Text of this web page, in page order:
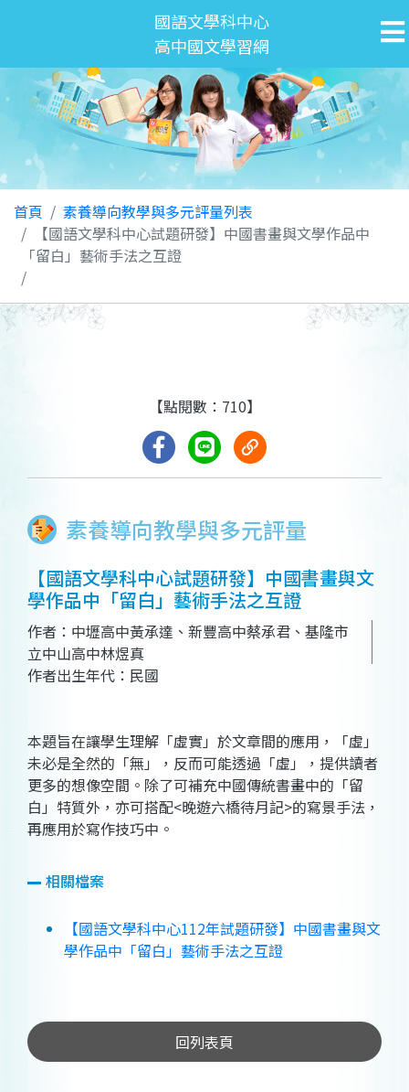
國語文學科中心
高中國文學習網
首頁
素養導向教學與多元評量列表
【國語文學科中心試題研發】中國書畫與文學作品中
「留白」藝術手法之互證
【點閱數：710】
素養導向教學與多元評量
【國語文學科中心試題研發】中國書畫與文
學作品中「留白」藝術手法之互證
作者：中壢高中黃承達、新豐高中蔡承君、基隆市
立中山高中林煜真
作者出生年代：民國
本題旨在讓學生理解「虛實」於文章間的應用，「虛」
未必是全然的「無」，反而可能透過「虛」，提供讀者
更多的想像空間。除了可補充中國傳統書畫中的「留
白」特質外，亦可搭配<晚遊六橋待月記>的寫景手法，
再應用於寫作技巧中。
相關檔案
【國語文學科中心112年試題研發】中國書畫與文
學作品中「留白」藝術手法之互證
回列表頁